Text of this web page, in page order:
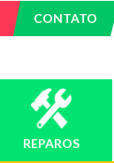
CONTATO
REPAROS